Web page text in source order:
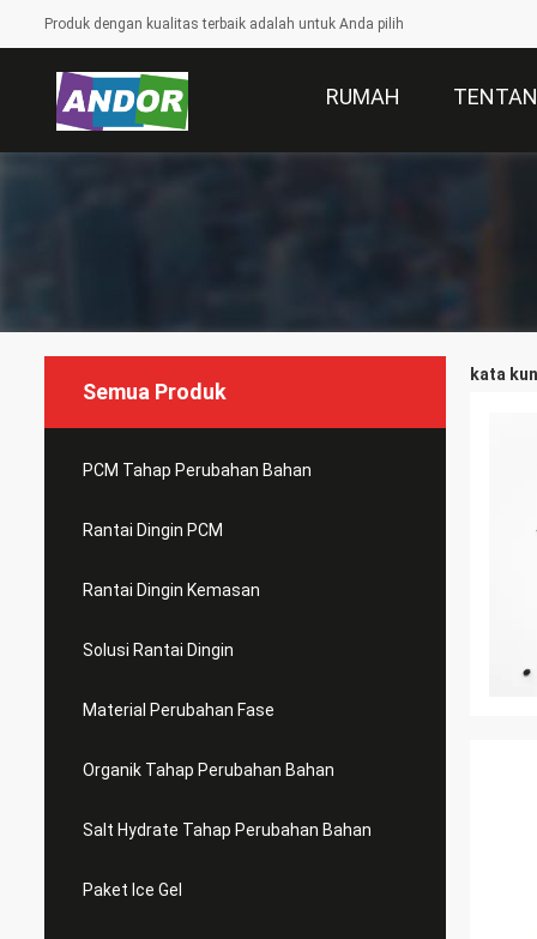
Produk dengan kualitas terbaik adalah untuk Anda pilih
RUMAH
Semua Produk
PCM Tahap Perubahan Bahan
Rantai Dingin PCM
Rantai Dingin Kemasan
Solusi Rantai Dingin
Material Perubahan Fase
Organik Tahap Perubahan Bahan
Salt Hydrate Tahap Perubahan Bahan
Paket Ice Gel
kata